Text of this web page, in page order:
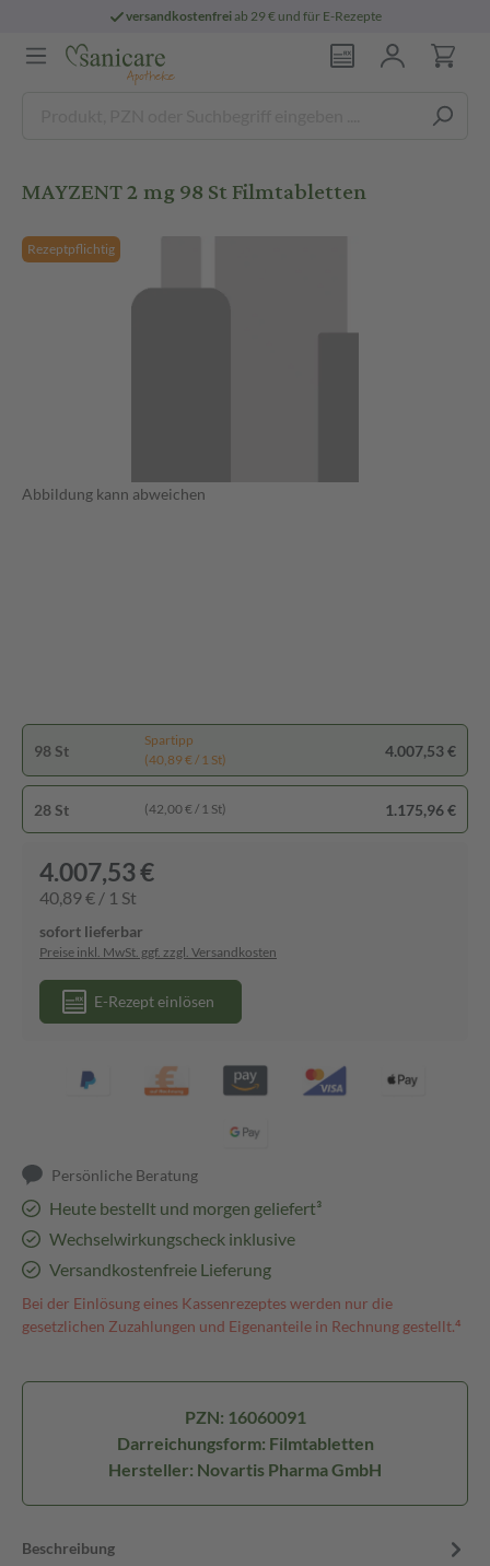
versandkostenfreiab 29 € und für E-Rezepte
MAYZENT 2 mg 98 St Filmtabletten
Rezeptpflichtig
Abbildung kann abweichen
98 St
Spartipp
(40,89 € / 1 St)
4.007,53 €
28 St (42,00 € / 1 St) 1.175,96 €
4.007,53 €
40,89 € / 1 St
sofort lieferbar
Preise inkl. MwSt. ggf. zzgl. Versandkosten
E-Rezept einlösen
Persönliche Beratung
Heute bestellt und morgen geliefert³
Wechselwirkungscheck inklusive
Versandkostenfreie Lieferung
Bei der Einlösung eines Kassenrezeptes werden nur die
gesetzlichen Zuzahlungen und Eigenanteile in Rechnung gestellt.⁴
PZN: 16060091
Darreichungsform: Filmtabletten
Hersteller: Novartis Pharma GmbH
Beschreibung